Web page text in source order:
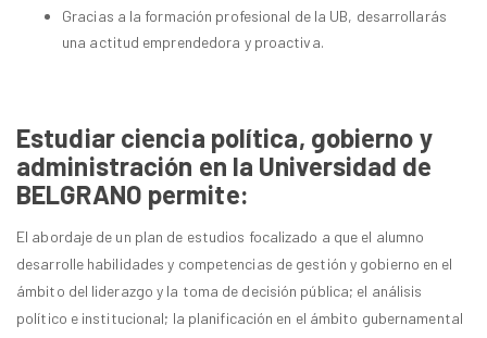
Gracias a la formación profesional de la UB, desarrollarás
una actitud emprendedora y proactiva.
Estudiar ciencia política, gobierno y
administración en la Universidad de
BELGRANO permite:
El abordaje de un plan de estudios focalizado a que el alumno
desarrolle habilidades y competencias de gestión y gobierno en el
ámbito del liderazgo y la toma de decisión pública; el análisis
político e institucional; la planificación en el ámbito gubernamental